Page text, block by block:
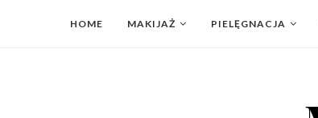
HOME MAKIJAŻ PIELĘGNACJA